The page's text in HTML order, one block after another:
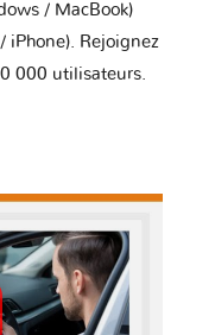
/ MacBook)
iPhone). Rejoignez
000 utilisateurs.